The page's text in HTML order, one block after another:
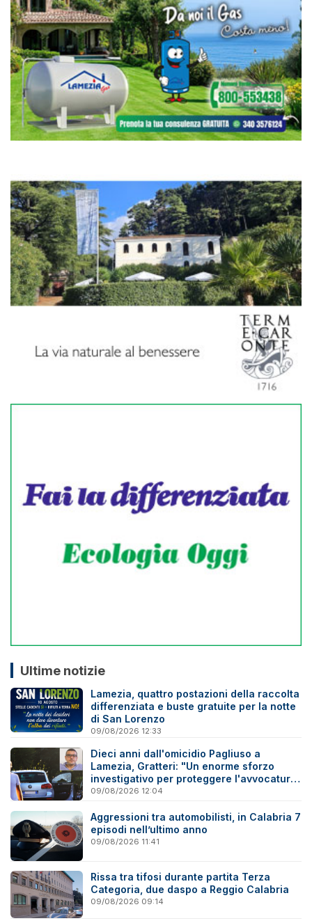
Ultime notizie
Lamezia, quattro postazioni della raccolta
differenziata e buste gratuite per la notte
di San Lorenzo
09/08/2026 12:33
Dieci anni dall'omicidio Pagliuso a
Lamezia, Gratteri: "Un enorme sforzo
investigativo per proteggere l'avvocatura
onesta"
09/08/2026 12:04
Aggressioni tra automobilisti, in Calabria 7
episodi nell’ultimo anno
09/08/2026 11:41
Rissa tra tifosi durante partita Terza
Categoria, due daspo a Reggio Calabria
09/08/2026 09:14